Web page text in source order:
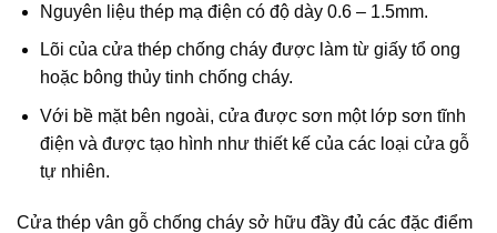
Nguyên liệu thép mạ điện có độ dày 0.6 – 1.5mm.
Lõi của cửa thép chống cháy được làm từ giấy tổ ong
hoặc bông thủy tinh chống cháy.
Với bề mặt bên ngoài, cửa được sơn một lớp sơn tĩnh
điện và được tạo hình như thiết kế của các loại cửa gỗ
tự nhiên.
Cửa thép vân gỗ chống cháy sở hữu đầy đủ các đặc điểm